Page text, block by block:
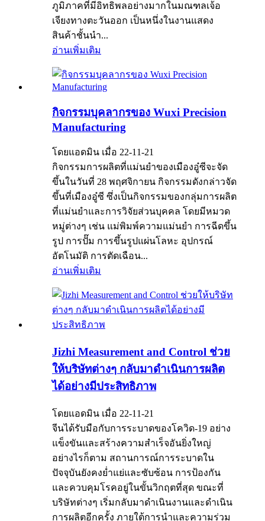
ภูมิภาคที่มีอิทธิพลอย่างมากในมณฑลเจ้อ
เจียงทางตะวันออก เป็นหนึ่งในงานแสดง
สินค้าชั้นนำ...
อ่านเพิ่มเติม
กิจกรรมบุคลากรของ Wuxi Precision
Manufacturing
โดยแอดมิน เมื่อ 22-11-21
กิจกรรมการผลิตที่แม่นยำของเมืองอู๋ซีจะจัด
ขึ้นในวันที่ 28 พฤศจิกายน กิจกรรมดังกล่าวจัด
ขึ้นที่เมืองอู๋ซี ซึ่งเป็นกิจกรรมของกลุ่มการผลิต
ที่แม่นยำและการวิจัยส่วนบุคคล โดยมีหมวด
หมู่ต่างๆ เช่น แม่พิมพ์ความแม่นยำ การฉีดขึ้น
รูป การปั๊ม การขึ้นรูปแผ่นโลหะ อุปกรณ์
อัตโนมัติ การตัดเฉือน...
อ่านเพิ่มเติม
Jizhi Measurement and Control ช่วย
ให้บริษัทต่างๆ กลับมาดำเนินการผลิต
ได้อย่างมีประสิทธิภาพ
โดยแอดมิน เมื่อ 22-11-21
จีนได้รับมือกับการระบาดของโควิด-19 อย่าง
แข็งขันและสร้างความสำเร็จอันยิ่งใหญ่
อย่างไรก็ตาม สถานการณ์การระบาดใน
ปัจจุบันยังคงย่ำแย่และซับซ้อน การป้องกัน
และควบคุมโรคอยู่ในขั้นวิกฤตที่สุด ขณะที่
บริษัทต่างๆ เริ่มกลับมาดำเนินงานและดำเนิน
การผลิตอีกครั้ง ภายใต้การนำและความร่วม